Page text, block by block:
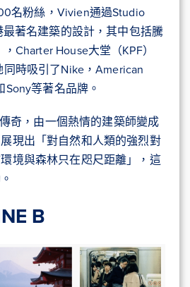
名粉絲，Vivien通過Studio
著名建築的設計，其中包括騰
Charter House大堂（KPF）
時吸引了Nike，American
Sony等著名品牌。
奇，由一個熱情的建築師變成
現出「對自然和人類的強烈對
境與森林只在咫尺距離」，這
B